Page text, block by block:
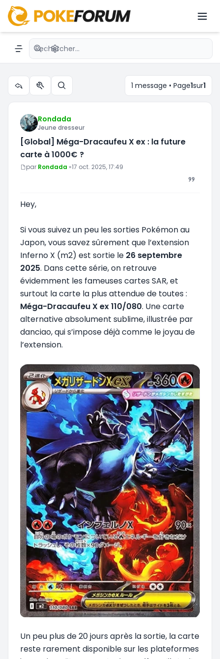
[Global] Méga-Dracaufeu X ex : la
future carte à 1000€ ?
Navigation menu
Recherche avancée
Outils du sujet
Rechercher 1 message • Page1sur1
Rondada
Jeune dresseur
[Global] Méga-Dracaufeu X ex : la future
carte à 1000€ ?
Message
par Rondada »17 oct. 2025, 17:49
Hey,
Si vous suivez un peu les sorties Pokémon au
Japon, vous savez sûrement que l’extension
Inferno X (m2) est sortie le 26 septembre
2025. Dans cette série, on retrouve
évidemment les fameuses cartes SAR, et
surtout la carte la plus attendue de toutes :
Méga-Dracaufeu X ex 110/080. Une carte
alternative absolument sublime, illustrée par
danciao, qui s’impose déjà comme le joyau de
l’extension.
Un peu plus de 20 jours après la sortie, la carte
reste rarement disponible sur les plateformes